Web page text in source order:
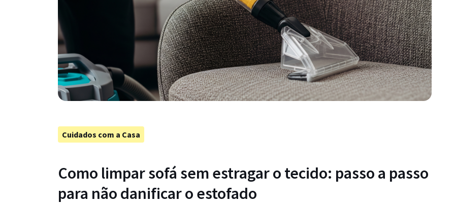
Cuidados com a Casa
Como limpar sofá sem estragar o tecido: passo a passo
para não danificar o estofado